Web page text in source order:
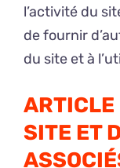
l’activité du
de fournir
du site et à
ARTICLE
SITE ET